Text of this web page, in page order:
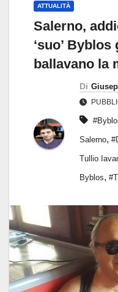
ATTUALITÀ
Salerno,
‘suo’
ballavano la
Di
Salerno,
Tullio
Byblos,